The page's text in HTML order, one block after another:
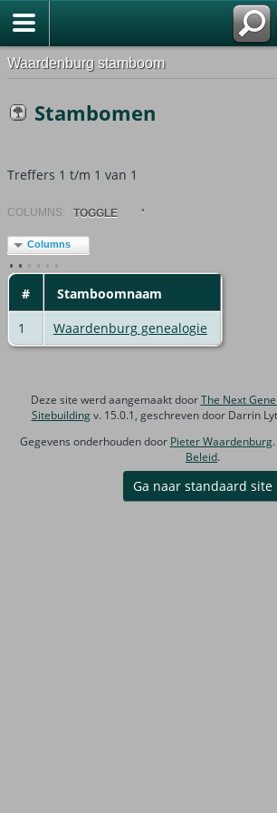
Waardenburg stamboom
Stambomen
Treffers 1 t/m 1 van 1
COLUMN S: TOGGLE
Columns
#
Stamboomnaam
1
Waardenburg genealogie
Deze site werd aangemaakt doorThe Next
Sitebuildingv. 15.0.1, geschreven door Darrin
Gegevens onderhouden door Pieter Waardenburg
Beleid.
Ga naar standaard site